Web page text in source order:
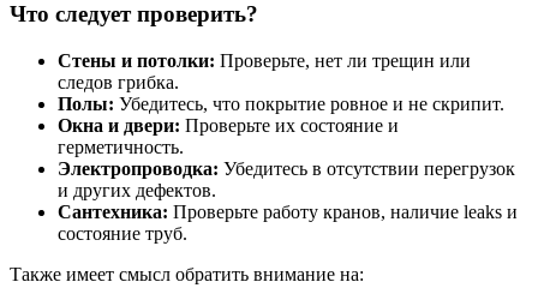
Что следует проверить?
Стены и потолки: Проверьте, нет ли трещин или
следов грибка.
Полы: Убедитесь, что покрытие ровное и не скрипит.
Окна и двери: Проверьте их состояние и
герметичность.
Электропроводка: Убедитесь в отсутствии перегрузок
и других дефектов.
Сантехника: Проверьте работу кранов, наличие leaks и
состояние труб.
Также имеет смысл обратить внимание на: